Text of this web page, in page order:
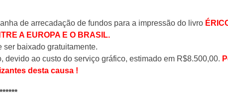
de arrecadação de fundos para a impressão do livro
A EUROPA E O BRASIL.
baixado gratuitamente.
ao custo do serviço gráfico, estimado em R$8.500,00.
desta causa !